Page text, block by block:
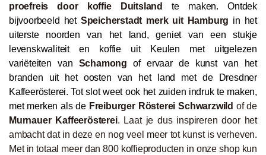
proefreis door koffie Duitsland
te maken. Ontdek
bijvoorbeeld het Speicherstadt merk uit Hamburg in het
uiterste noorden van het land, geniet van een stukje
levenskwaliteit en koffie uit Keulen met uitgelezen
variëteiten van Schamong of ervaar de kunst van het
branden uit het oosten van het land met de Dresdner
Kaffeerösterei. Tot slot weet ook het zuiden indruk te maken,
met merken als de Freiburger Rösterei Schwarzwild of de
Murnauer Kaffeerösterei. Laat je dus inspireren door het
ambacht dat in deze en nog veel meer tot kunst is verheven.
Met in totaal meer dan 800 koffieproducten in onze shop kun